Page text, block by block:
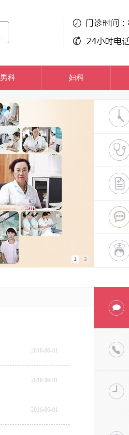
男科 妇科
1 2
2016-06-01
2016-06-01
2016-06-01